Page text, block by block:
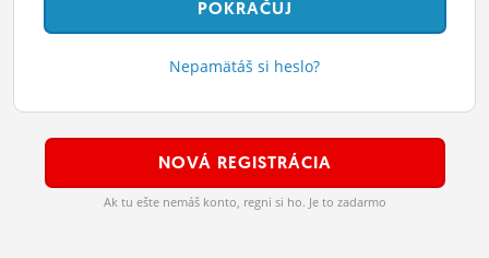
MÔJ PROFIL
NASTAVENIA
Nepamätáš si heslo?
NOVÁ REGISTRÁCIA
Ak tu ešte nemáš konto, regni si ho. Je to zadarmo